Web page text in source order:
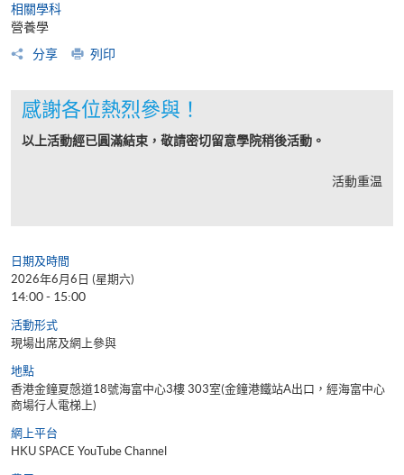
相關學科
營養學
分享
列印
感謝各位熱烈參與！
以上活動經已圓滿結束，敬請密切留意學院稍後活動。
活動重温
日期及時間
2026年6月6日 (星期六)
14:00 - 15:00
活動形式
現場出席及網上參與
地點
香港金鐘夏慤道18號海富中心3樓 303室(金鐘港鐵站A出口，經海富中心
商場行人電梯上)
網上平台
HKU SPACE YouTube Channel